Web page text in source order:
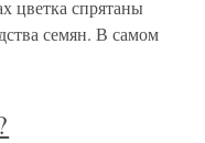
цветка спрятаны
семян. В самом